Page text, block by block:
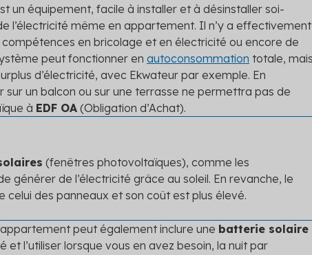
un équipement, facile à installer et à désinstaller soi-
l’électricité même en appartement. Il n’y a effectivement
en bricolage et en électricité ou encore de
peut fonctionner en autoconsommation totale,
d’électricité, avec Ekwateur par exemple. En
sur un balcon ou sur une terrasse ne permettra pas de
à EDF OA (Obligation d’Achat).
(fenêtres photovoltaïques), comme les
générer de l’électricité grâce au soleil. En revanche, le
celui des panneaux et son coût est plus élevé.
peut également inclure une batterie solaire
et l’utiliser lorsque vous en avez besoin, la nuit par